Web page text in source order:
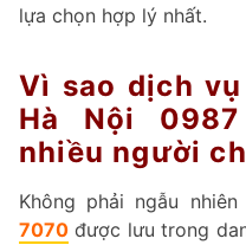
lựa chọn hợp lý nhất.
Vì sao dịch
Hà Nội
nhiều người
Không phải ngẫu
7070 được lưu trong